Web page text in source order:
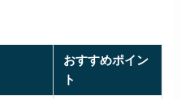
おすすめポイン
ト